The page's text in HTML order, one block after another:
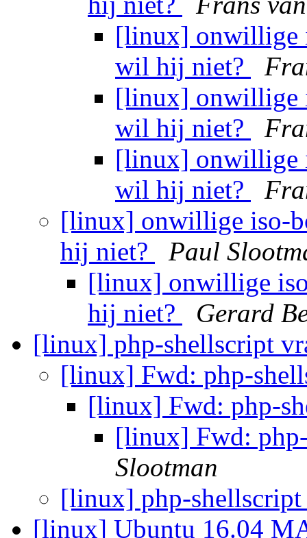
[linux] onwillige
wil hij niet?
[linux] onwillige
wil hij niet?
[linux] onwillige
wil hij niet?
[linux] onwillige iso-
hij niet?
Paul
[linux] onwillige
hij niet?
Gerard
[linux] php-shellscript
[linux] Fwd: php-
[linux] Fwd: php-
[linux] Fwd:
Slootman
[linux] php-
[linux] Ubuntu 16.04